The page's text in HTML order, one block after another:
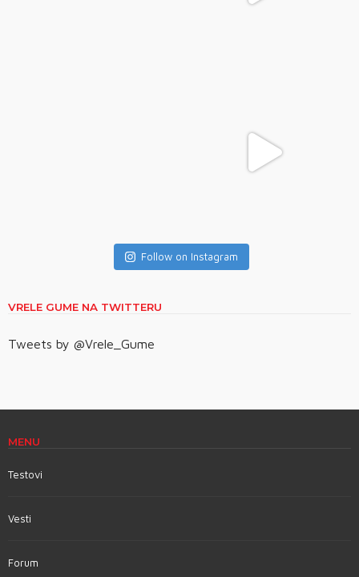
Follow on Instagram
VRELE GUME NA TWITTERU
Tweets by @Vrele_Gume
MENU
Testovi
Vesti
Forum